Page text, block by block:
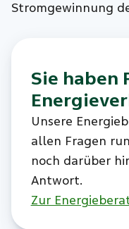
Stromgewinnung
Sie haben
Unsere
allen Fragen
noch darüber
Antwort.
Zur